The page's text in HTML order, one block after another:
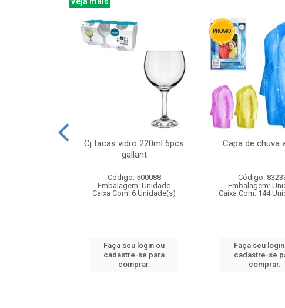
Cj tacas vidro 220ml 6pcs
gallant
Código: 500088
Embalagem: Unidade
Caixa Com: 6 Unidade(s)
Faça seu login ou
cadastre-se para
comprar.
Capa de chuva
Código:
Embalagem:
Caixa Com: 144
Faça seu
cadastre-se
comprar.